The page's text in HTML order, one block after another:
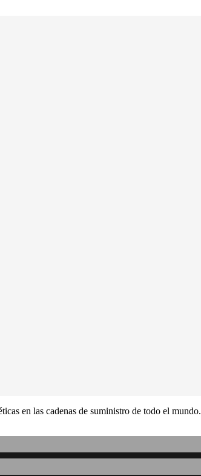
en las cadenas de suministro de todo el mundo.